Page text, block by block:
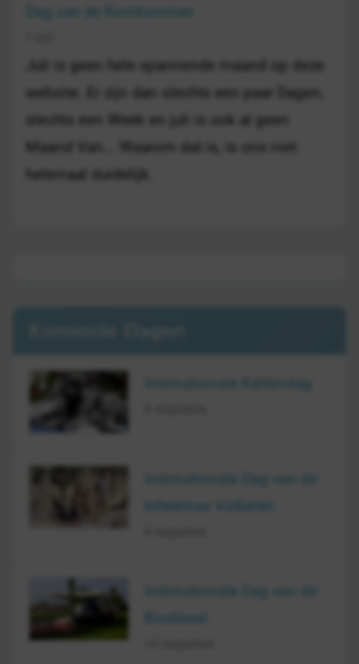
Dag van de Komkommer
Juli is geen hele spannende maand op deze
website. Er zijn dan slechts een paar Dagen,
slechts een Week en juli is ook al geen
Maand Van... Waarom dat is, is ons niet
helemaal duidelijk.
Internationale Kattendag
Internationale Dag van de
Inheemse Volkeren
Internationale Dag van de